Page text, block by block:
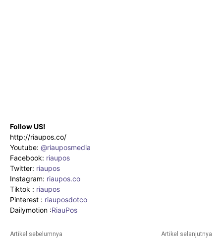
Follow US!
http://riaupos.co/
Youtube: @riauposmedia
Facebook: riaupos
Twitter: riaupos
Instagram: riaupos.co
Tiktok : riaupos
Pinterest : riauposdotco
Dailymotion :RiauPos
Artikel sebelumnya Artikel selanjutnya